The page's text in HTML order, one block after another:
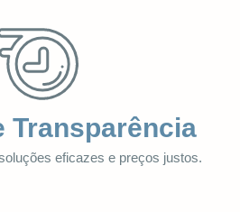
Transparência
eficazes e preços justos.